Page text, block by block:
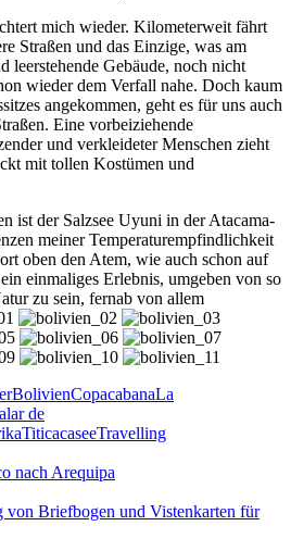
mich wieder. Kilometerweit fährt
Straßen und das Einzige, was am
leerstehende Gebäude, noch nicht
wieder dem Verfall nahe. Doch kaum
angekommen, geht es für uns auch
Eine vorbeiziehende
und verkleideter Menschen zieht
mit tollen Kostümen und
ist der Salzsee Uyuni in der Atacama-
meiner Temperaturempfindlichkeit
oben den Atem, wie auch schon auf
einmaliges Erlebnis, umgeben von so
zu sein, fernab von allem
BolivienCopacabanaLa
de
TiticacaseeTravelling
nach Arequipa
von Briefbogen und Vistenkarten für